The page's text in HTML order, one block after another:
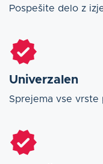
Pospešite delo z
Univerzalen
Sprejema vse vrste